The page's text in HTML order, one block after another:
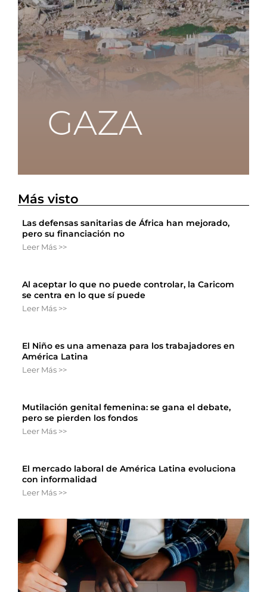
Más visto
Las defensas sanitarias de África han mejorado,
pero su financiación no
Leer Más >>
Al aceptar lo que no puede controlar, la Caricom
se centra en lo que sí puede
Leer Más >>
El Niño es una amenaza para los trabajadores en
América Latina
Leer Más >>
Mutilación genital femenina: se gana el debate,
pero se pierden los fondos
Leer Más >>
El mercado laboral de América Latina evoluciona
con informalidad
Leer Más >>